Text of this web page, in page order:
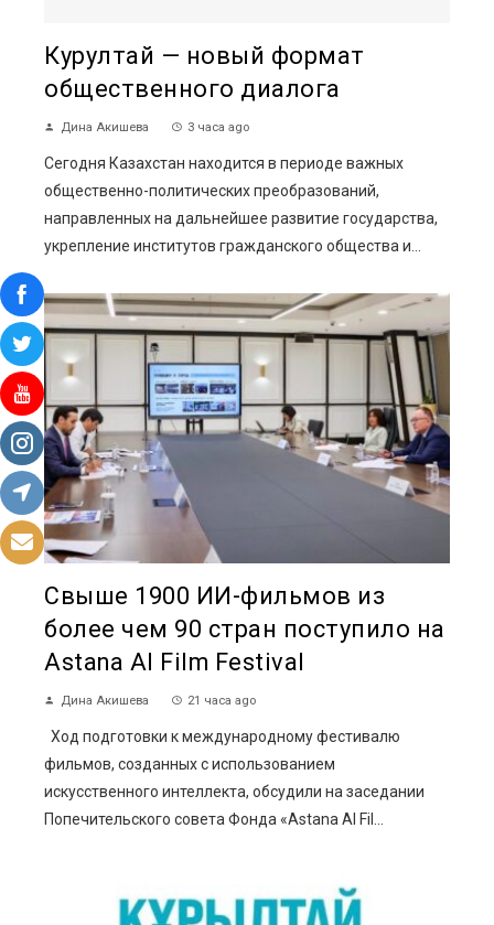
Курултай — новый формат
общественного диалога
Дина Акишева 3 часа ago
Сегодня Казахстан находится в периоде важных
общественно-политических преобразований,
направленных на дальнейшее развитие государства,
укрепление институтов гражданского общества и...
Свыше 1900 ИИ-фильмов из
более чем 90 стран поступило на
Astana AI Film Festival
Дина Акишева 21 часа ago
Ход подготовки к международному фестивалю
фильмов, созданных с использованием
искусственного интеллекта, обсудили на заседании
Попечительского совета Фонда «Astana AI Fil...